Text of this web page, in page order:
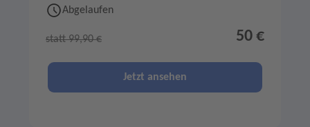
Abgelaufen
statt 99,90 € 50 €
Jetzt ansehen